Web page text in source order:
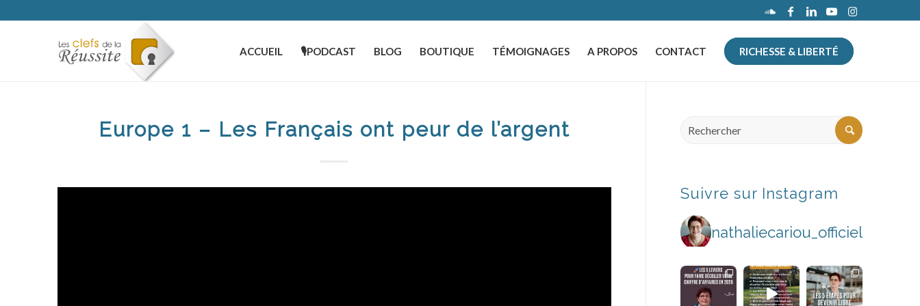
ACCUEIL 🎙️PODCAST BLOG BOUTIQUE TÉMOIGNAGES A PROPOS CONTACT RICHESSE & LIBERTÉ
Europe 1 – Les Français ont peur de l’argent
Suivre sur Instagram
nathaliecariou_officiel